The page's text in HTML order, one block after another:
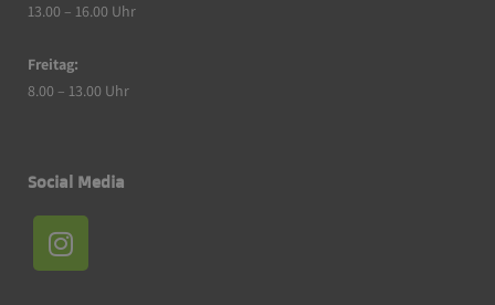
13.00 – 16.00 Uhr
Freitag:
8.00 – 13.00 Uhr
Social Media